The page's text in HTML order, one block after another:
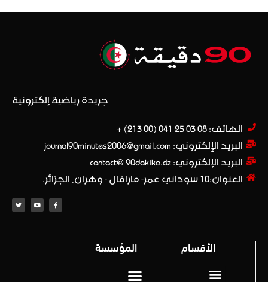
جريدة رياضية إلكترونية
الهاتف: 08 03 25 041 (00 213) +​
البريد الإلكتروني: journal90minutes2006@gmail.com
البريد الإلكتروني: contact@ 90dakika.dz
العنوان:10 سوداني عمر- مارافال - وهران, الجزائر.
الأقسام المؤسسة